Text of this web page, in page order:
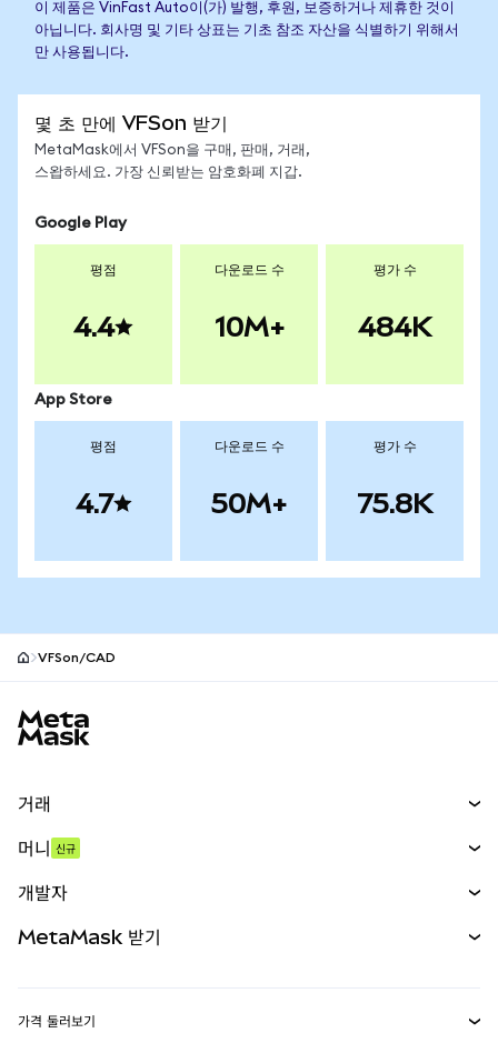
이 제품은 VinFast Auto이(가) 발행, 후원, 보증하거나 제휴한 것이
아닙니다. 회사명 및 기타 상표는 기초 참조 자산을 식별하기 위해서
만 사용됩니다.
몇 초 만에 VFSon 받기
MetaMask에서 VFSon을 구매, 판매, 거래,
스왑하세요. 가장 신뢰받는 암호화폐 지갑.
Google Play
평점
4.4
다운로드 수
10M+
평가 수
484K
App Store
평점
4.7
다운로드 수
50M+
평가 수
75.8K
VFSon/CAD
거래
무기한 선물
실물자산
머니 신규
개발자
MetaMask 받기
가격 둘러보기